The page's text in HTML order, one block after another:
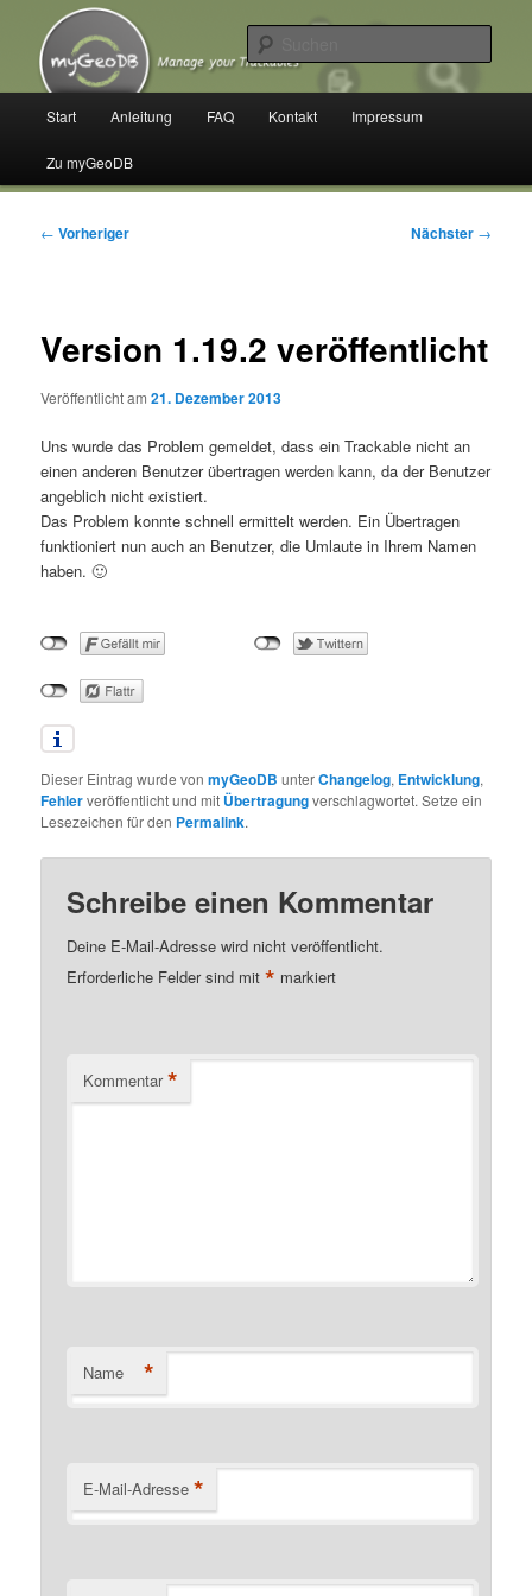
primären
springenmyGeoDB
Manage your Trackables
Start Anleitung FAQ Kontakt Impressum
Zu myGeoDB
Beitragsnavigation
← Vorheriger Nächster →
Version 1.19.2 veröffentlicht
Veröffentlicht am21. Dezember 2013
Uns wurde das Problem gemeldet, dass ein Trackable nicht an
einen anderen Benutzer übertragen werden kann, da der Benutzer
angeblich nicht existiert.
Das Problem konnte schnell ermittelt werden. Ein Übertragen
funktioniert nun auch an Benutzer, die Umlaute in Ihrem Namen
haben. 🙂
Dieser Eintrag wurde vonmyGeoDB unterChangelog, Entwicklung,
Fehlerveröffentlicht und mit Übertragungverschlagwortet. Setze ein
Lesezeichen für den Permalink.
Schreibe einen Kommentar
Deine E-Mail-Adresse wird nicht veröffentlicht.
Erforderliche Felder sind mit* markiert
Kommentar *
Name *
E-Mail-Adresse *